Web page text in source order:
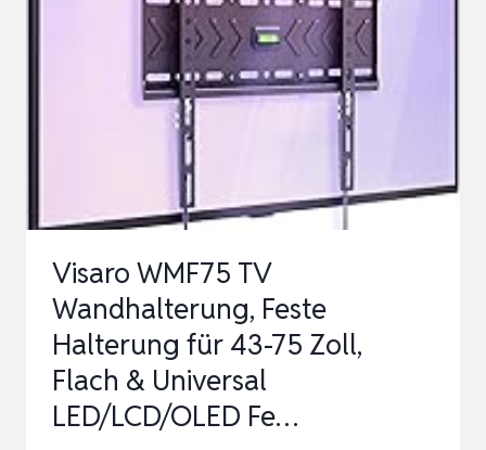
NEIGBAR,
FÜR
66-
140
CM
CURVED
UND
TV…
Visaro WMF75 TV
Wandhalterung, Feste
Halterung für 43-75 Zoll,
Flach & Universal
LED/LCD/OLED Fe…